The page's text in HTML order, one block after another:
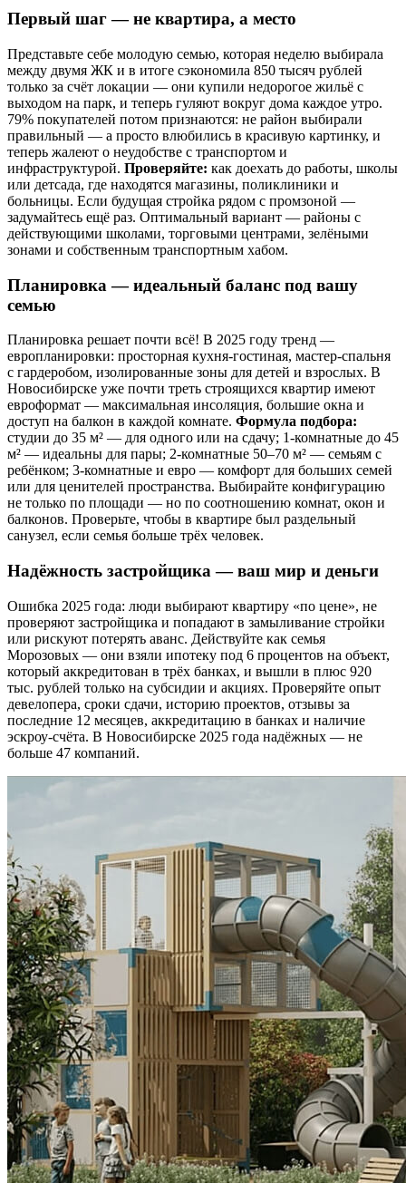
Первый шаг — не квартира, а место
Представьте себе молодую семью, которая неделю выбирала
между двумя ЖК и в итоге сэкономила 850 тысяч рублей
только за счёт локации — они купили недорогое жильё с
выходом на парк, и теперь гуляют вокруг дома каждое утро.
79% покупателей потом признаются: не район выбирали
правильный — а просто влюбились в красивую картинку, и
теперь жалеют о неудобстве с транспортом и
инфраструктурой. Проверяйте: как доехать до работы, школы
или детсада, где находятся магазины, поликлиники и
больницы. Если будущая стройка рядом с промзоной —
задумайтесь ещё раз. Оптимальный вариант — районы с
действующими школами, торговыми центрами, зелёными
зонами и собственным транспортным хабом.
Планировка — идеальный баланс под вашу
семью
Планировка решает почти всё! В 2025 году тренд —
европланировки: просторная кухня-гостиная, мастер-спальня
с гардеробом, изолированные зоны для детей и взрослых. В
Новосибирске уже почти треть строящихся квартир имеют
евроформат — максимальная инсоляция, большие окна и
доступ на балкон в каждой комнате. Формула подбора:
студии до 35 м² — для одного или на сдачу; 1-комнатные до 45
м² — идеальны для пары; 2-комнатные 50–70 м² — семьям с
ребёнком; 3-комнатные и евро — комфорт для больших семей
или для ценителей пространства. Выбирайте конфигурацию
не только по площади — но по соотношению комнат, окон и
балконов. Проверьте, чтобы в квартире был раздельный
санузел, если семья больше трёх человек.
Надёжность застройщика — ваш мир и деньги
Ошибка 2025 года: люди выбирают квартиру «по цене», не
проверяют застройщика и попадают в замыливание стройки
или рискуют потерять аванс. Действуйте как семья
Морозовых — они взяли ипотеку под 6 процентов на объект,
который аккредитован в трёх банках, и вышли в плюс 920
тыс. рублей только на субсидии и акциях. Проверяйте опыт
девелопера, сроки сдачи, историю проектов, отзывы за
последние 12 месяцев, аккредитацию в банках и наличие
эскроу-счёта. В Новосибирске 2025 года надёжных — не
больше 47 компаний.